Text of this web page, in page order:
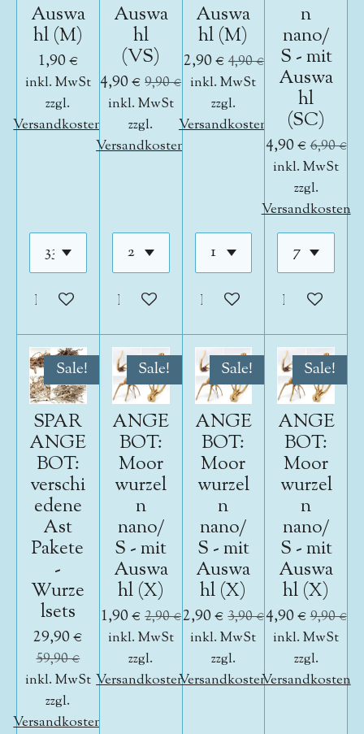
Auswa
hl (M)
1,90 €
inkl. MwSt
zzgl.
Versandkosten
In den Warenkorb
Auswa
hl
(VS)
4,90 € 9,90 €
inkl. MwSt
zzgl.
Versandkosten
In den Warenkorb
Auswa
hl (M)
2,90 € 4,90 €
inkl. MwSt
zzgl.
Versandkosten
In den Warenkorb
n
nano/
S - mit
Auswa
hl
(SC)
4,90 €6,90 €
inkl. MwSt
zzgl.
Versandkosten
In den
Sale!
SPAR
ANGE
BOT:
verschi
edene
Ast
Pakete
-
Wurze
lsets
29,90 €
59,90 €
inkl. MwSt
zzgl.
Versandkosten
Sale!
ANGE
BOT:
Moor
wurzel
n
nano/
S - mit
Auswa
hl (X)
1,90 € 2,90 €
inkl. MwSt
zzgl.
Versandkosten
Sale!
ANGE
BOT:
Moor
wurzel
n
nano/
S - mit
Auswa
hl (X)
2,90 € 3,90 €
inkl. MwSt
zzgl.
Versandkosten
Sale!
ANGE
BOT:
Moor
wurzel
n
nano/
S - mit
Auswa
hl (X)
4,90 €9,90 €
inkl. MwSt
zzgl.
Versandkosten